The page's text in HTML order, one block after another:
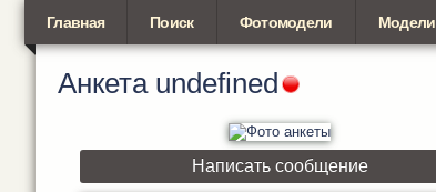
Главная Поиск Фотомодели Модели
Анкета undefined
Написать сообщение